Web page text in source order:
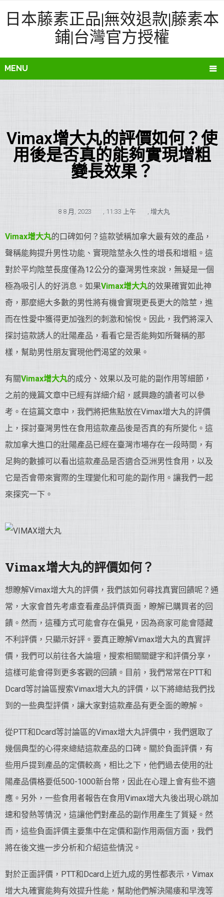
日本藤素正品|無效退款|藤素本
鋪|台灣官方授權
MENU
Vimax增大丸的評價如何？使
用後是否真的能夠實現增粗
變長效果？
8 8 月, 2023 , 11:33 上午 , 增大丸
Vimax增大丸的口碑如何？這款號稱加拿大最有效的產品，
聲稱能夠提升男性功能、實現陰莖永久性的增長和增粗。這
對於平均陰莖長度僅為12公分的臺灣男性來說，無疑是一個
極為吸引人的好消息。如果Vimax增大丸的效果確實如此神
奇，那麼絕大多數的男性將有機會實現更長更大的陰莖，進
而在性愛中獲得更加強烈的刺激和愉悅。因此，我們將深入
探討這款誘人的壯陽產品，看看它是否能夠如所聲稱的那
樣，幫助男性朋友實現他們渴望的效果。
有關Vimax增大丸的成分、效果以及可能的副作用等細節，
之前的幾篇文章中已經有詳細介紹，感興趣的讀者可以參
考。在這篇文章中，我們將把焦點放在Vimax增大丸的評價
上，探討臺灣男性在食用這款產品後是否真的有所變化。這
款加拿大進口的壯陽產品已經在臺灣市場存在一段時間，有
足夠的數據可以看出這款產品是否適合亞洲男性食用，以及
它是否會帶來實際的生理變化和可能的副作用。讓我們一起
來探究一下。
Vimax增大丸的評價如何？
想瞭解Vimax增大丸的評價，我們該如何尋找真實回饋呢？通
常，大家會首先考慮查看產品評價頁面，瞭解已購買者的回
饋。然而，這種方式可能會存在偏見，因為商家可能會隱藏
不利評價，只顯示好評。要真正瞭解Vimax增大丸的真實評
價，我們可以前往各大論壇，搜索相關關鍵字和評價分享，
這樣可能會得到更多客觀的回饋。目前，我們常常在PTT和
Dcard等討論區搜索Vimax增大丸的評價，以下將總結我們找
到的一些典型評價，讓大家對這款產品有更全面的瞭解。
從PTT和Dcard等討論區的Vimax增大丸評價中，我們選取了
幾個典型的心得來總結這款產品的口碑。關於負面評價，有
些用戶提到產品的定價較高，相比之下，他們過去使用的壯
陽產品價格要低500-1000新台幣，因此在心理上會有些不適
應。另外，一些食用者報告在食用Vimax增大丸後出現心跳加
速和發熱等情況，這讓他們對產品的副作用產生了質疑。然
而，這些負面評價主要集中在定價和副作用兩個方面，我們
將在後文進一步分析和介紹這些情況。
對於正面評價，PTT和Dcard上近九成的男性都表示，Vimax
增大丸確實能夠有效提升性能，幫助他們解決陽痿和早洩等